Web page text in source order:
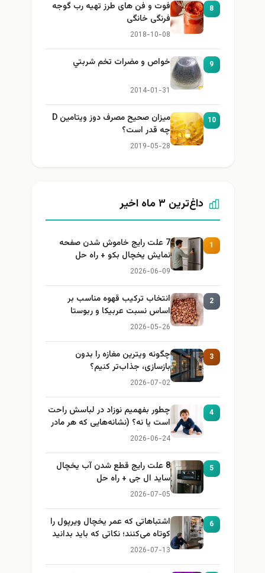
8
فوت و فن های طرز تهیه رب گوجه
فرنگی خانگی
2018-10-08
9 خواص و مضرات تخم شربتي
2014-01-31
10
میزان صحیح مصرف دوز ویتامین D
چه قدر است؟
2019-05-28
داغ‌ترین ۳ ماه اخیر
1
7 علت رایج خاموش شدن صفحه
نمایش یخچال بکو + راه حل
2026-06-09
2
انتخاب ترکیب قهوه مناسب بر
اساس نسبت عربیکا و ربوستا
2026-05-26
3
چگونه ویترین مغازه را بدون
بازسازی، جذاب‌تر کنیم؟
2026-07-02
4
چطور بفهمیم نوزاد در لباسش راحت
است یا نه؟ (نشانه‌هایی که هر مادر
باید بداند)
2026-06-24
5
8 علت رایج قطع شدن آب یخچال
ساید ال جی + راه حل
2026-07-05
6
اشتباهاتی که عمر یخچال ویرپول را
کوتاه می‌کنند؛ نکاتی که باید بدانید
2026-07-13